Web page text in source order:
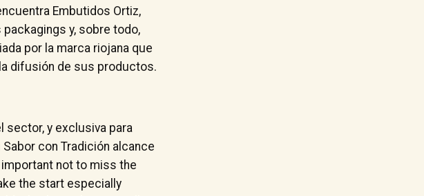
Embutidos Ortiz,
y, sobre todo,
por la marca riojana que
difusión de sus productos.
sector, y exclusiva para
con Tradición alcance
not to miss the
the start especially